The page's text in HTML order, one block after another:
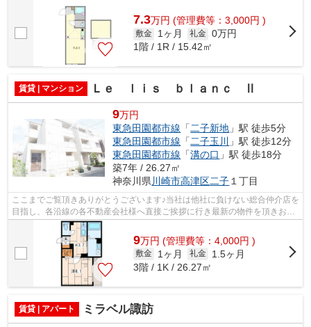
7.3万円 (管理費等：3,000円 )
敷金 1ヶ月 礼金 0万円
1階 / 1R / 15.42㎡
賃貸 | マンション Ｌｅ ｌｉｓ ｂｌａｎｃ Ⅱ
9万円
東急田園都市線 「二子新地 」駅 徒歩5分
東急田園都市線 「二子玉川
」駅 徒歩12分
東急田園都市線 「溝の口 」駅 徒歩18分
築7年 / 26.27㎡
神奈川県川崎市高津区二子１丁目
ここまでご覧頂きありがとうございます♪当社は他社に負けない総合仲介店を
目指し、各沿線の各不動産会社様へ直接ご挨拶に行き最新の物件を頂きお客
様へ提供しております！最新の情報は...
9万円 (管理費等：4,000円 )
敷金 1ヶ月 礼金
1.5ヶ月
3階 / 1K / 26.27㎡
賃貸 | アパート ミラベル諏訪